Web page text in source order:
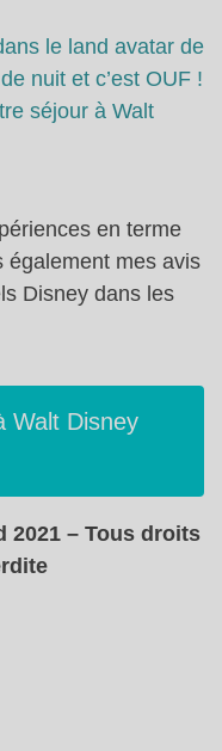
le land avatar de
nuit et c’est OUF !
séjour à Walt
en terme
également mes avis
Disney dans les
Walt Disney
2021 – Tous droits